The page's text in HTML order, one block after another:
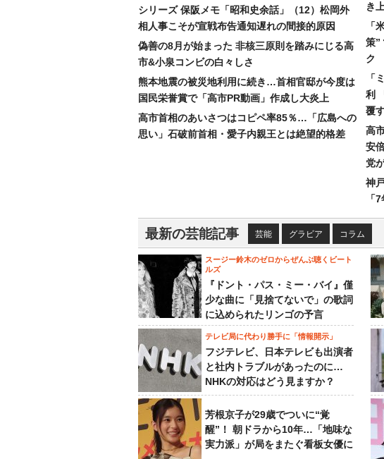
シリーズ 保阪メモ「昭和史余話」（12）松岡外
相人事こそが宣戦布告通知遅れの間接的原因
偽善の8月が始まった 非核三原則を踏みにじる高
市&小泉コンビの白々しさ
熊本地震の被災地利用に続き…首相官邸が今度は
国民栄誉賞で「高市PR動画」作成し大炎上
高市首相のあいさつはコピペ率85％…「広島への
思い」石破前首相・愛子内親王とは絶望的格差
き
「
策”
ク
「
利
覆
高
安
党
神
「
最新の芸能記事 芸能 グラビア コラム
スージー鈴木のゼロからぜんぶ聴くビート
ルズ
『ドント・パス・ミー・バイ』僅
少な曲に「見捨てないで」の歌詞
に込められたリンゴの予言
テレビ局に代わり勝手に「情報開示」
フジテレビ、日本テレビも出演者
と社内トラブルがあったのに…
NHKの対応はどう見ますか？
芳根京子が29歳でついに“覚
醒”！ 朝ドラから10年…「地味な
実力派」が局をまたぐ看板女優に